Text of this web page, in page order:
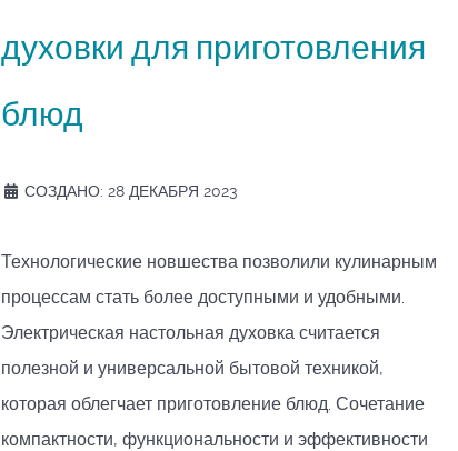
духовки для приготовления
блюд
СОЗДАНО: 28 ДЕКАБРЯ 2023
Технологические новшества позволили кулинарным
процессам стать более доступными и удобными.
Электрическая настольная духовка считается
полезной и универсальной бытовой техникой,
которая облегчает приготовление блюд. Сочетание
компактности, функциональности и эффективности